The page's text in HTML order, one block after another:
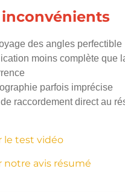
inconvénients
des angles perfectible
moins complète que
parfois imprécise
de raccordement direct au
le test vidéo
notre avis résumé